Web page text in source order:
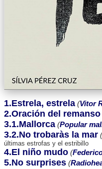
1.Estrela, estrela (Vitor
2.Oración del remanso
3.1.Mallorca (Popular
3.2.No trobaràs la mar (
últimas estrofas y el estribillo
4.El niño mudo (
5.No surprises (